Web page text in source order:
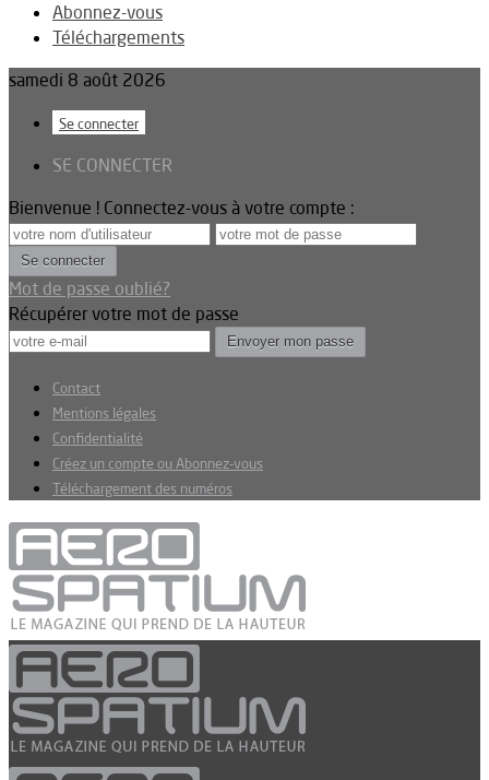
Abonnez-vous
Téléchargements
samedi 8 août 2026
Se connecter
SE CONNECTER
Bienvenue ! Connectez-vous à votre compte :
Mot de passe oublié?
Récupérer votre mot de passe
Contact
Mentions légales
Confidentialité
Créez un compte ou Abonnez-vous
Téléchargement des numéros